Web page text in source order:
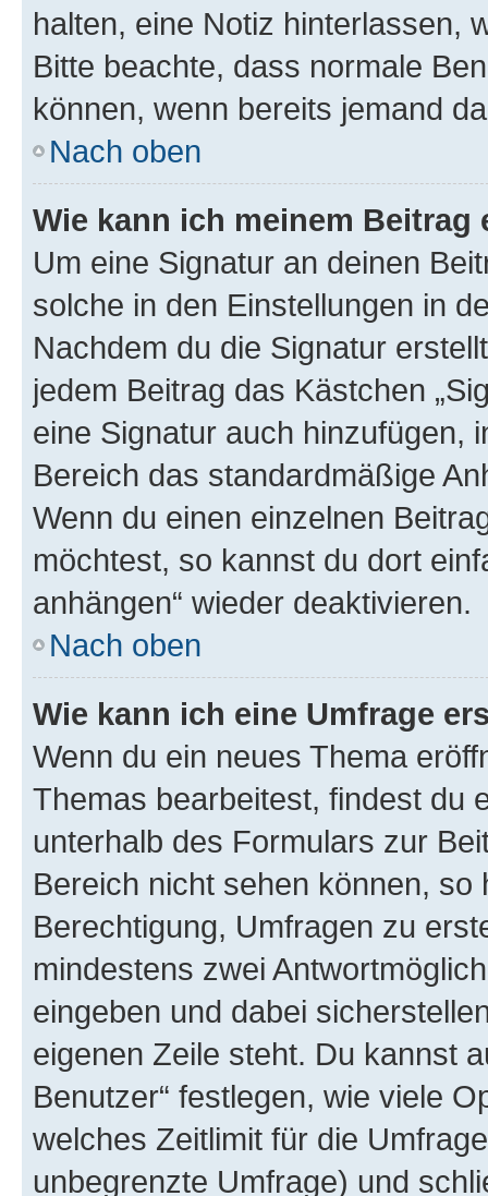
halten, eine Notiz hinterlassen,
Bitte beachte, dass normale
können, wenn bereits jemand
Nach oben
Wie kann ich meinem
Um eine Signatur an deinen
solche in den Einstellungen in
Nachdem du die Signatur
jedem Beitrag das Kästchen
eine Signatur auch hinzufügen,
Bereich das standardmäßige
Wenn du einen einzelnen
möchtest, so kannst du dort
anhängen“ wieder deaktivieren.
Nach oben
Wie kann ich eine Umfrage
Wenn du ein neues Thema
Themas bearbeitest, findest du
unterhalb des Formulars zur
Bereich nicht sehen können,
Berechtigung, Umfragen zu
mindestens zwei
eingeben und dabei
eigenen Zeile steht. Du kannst
Benutzer“ festlegen, wie viele
welches Zeitlimit für die
unbegrenzte Umfrage) und